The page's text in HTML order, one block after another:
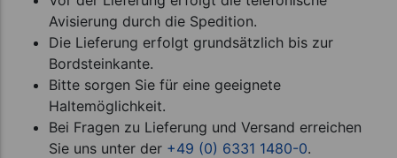
Avisierung durch die Spedition.
Die Lieferung erfolgt grundsätzlich bis zur
Bordsteinkante.
Bitte sorgen Sie für eine geeignete
Haltemöglichkeit.
Bei Fragen zu Lieferung und Versand erreichen
Sie uns unter der +49 (0) 6331 1480-0.